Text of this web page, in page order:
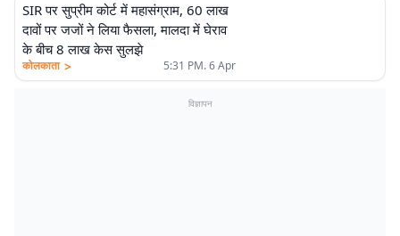
SIR पर सुप्रीम कोर्ट में महासंग्राम, 60 लाख
दावों पर जजों ने लिया फैसला, मालदा में घेराव
के बीच 8 लाख केस सुलझे
कोलकाता > 5:31 PM. 6 Apr
विज्ञापन